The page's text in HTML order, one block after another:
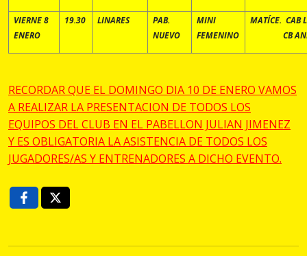
VIERNE 8
ENERO
19.30 LINARES
PAB.
NUEVO
MINI
FEMENINO
MATI´CE.
CB
RECORDAR QUE EL DOMINGO DIA 10 DE ENERO VAMOS
A REALIZAR LA PRESENTACION DE TODOS LOS
EQUIPOS DEL CLUB EN EL PABELLON JULIAN JIMENEZ
Y ES OBLIGATORIA LA ASISTENCIA DE TODOS LOS
JUGADORES/AS Y ENTRENADORES A DICHO EVENTO.